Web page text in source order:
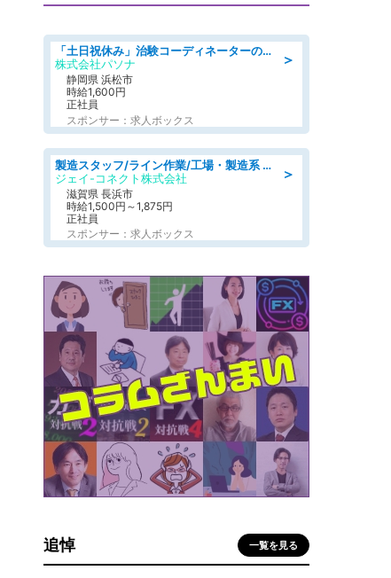
＞
「土日祝休み」治験コーディネーターのお仕事/未経験OK
株式会社パソナ
静岡県 浜松市
時給1,600円
正社員
スポンサー：求人ボックス
＞
製造スタッフ/ライン作業/工場・製造系 エンジン部品の機械加工/未経験可/昼食代無料
ジェイ-コネクト株式会社
滋賀県 長浜市
時給1,500円～1,875円
正社員
スポンサー：求人ボックス
追悼 一覧を見る